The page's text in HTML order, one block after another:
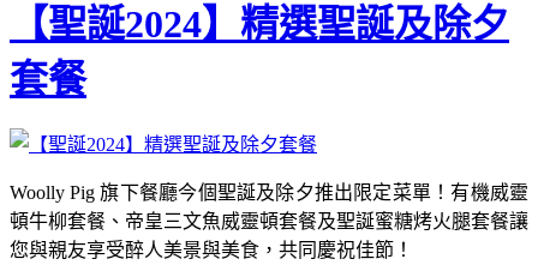
【聖誕2024】精選聖誕及除夕
套餐
Woolly Pig 旗下餐廳今個聖誕及除夕推出限定菜單！有機威靈
頓牛柳套餐、帝皇三文魚威靈頓套餐及聖誕蜜糖烤火腿套餐讓
您與親友享受醉人美景與美食，共同慶祝佳節！